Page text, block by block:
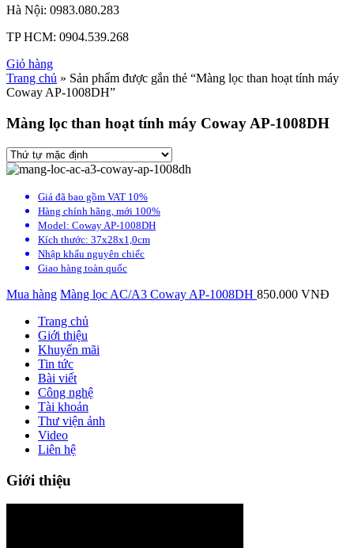
Hà Nội: 0983.080.283
TP HCM: 0904.539.268
Giỏ hàng
Trang chủ » Sản phẩm được gắn thẻ “Màng lọc than hoạt tính máy
Coway AP-1008DH”
Màng lọc than hoạt tính máy Coway AP-1008DH
Giá đã bao gồm VAT 10%
Hàng chính hãng, mới 100%
Model: Coway AP-1008DH
Kích thước: 37x28x1,0cm
Nhập khẩu nguyên chiếc
Giao hàng toàn quốc
Mua hàng Màng lọc AC/A3 Coway AP-1008DH 850.000 VNĐ
Trang chủ
Giới thiệu
Khuyến mãi
Tin tức
Bài viết
Công nghệ
Tài khoản
Thư viện ảnh
Video
Liên hệ
Giới thiệu